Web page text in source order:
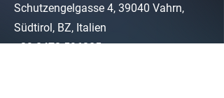
Schutzengelgasse 4, 39040 Vahrn,
Südtirol, BZ, Italien
+39 0472 596205